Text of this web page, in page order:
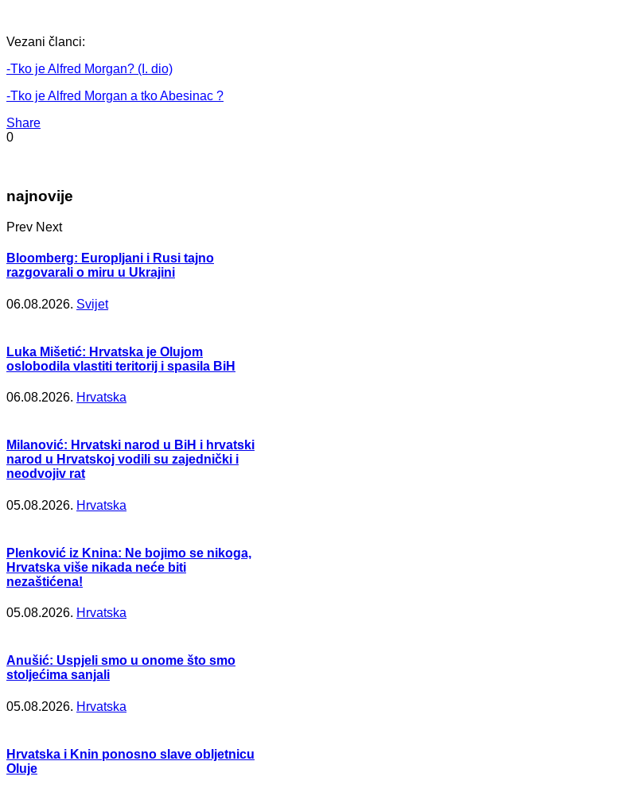
Vezani članci:
-Tko je Alfred Morgan? (I. dio)
-Tko je Alfred Morgan a tko Abesinac ?
Share
0
najnovije
Prev Next
Bloomberg: Europljani i Rusi tajno
razgovarali o miru u Ukrajini
06.08.2026. Svijet
Luka Mišetić: Hrvatska je Olujom
oslobodila vlastiti teritorij i spasila BiH
06.08.2026. Hrvatska
Milanović: Hrvatski narod u BiH i hrvatski
narod u Hrvatskoj vodili su zajednički i
neodvojiv rat
05.08.2026. Hrvatska
Plenković iz Knina: Ne bojimo se nikoga,
Hrvatska više nikada neće biti
nezaštićena!
05.08.2026. Hrvatska
Anušić: Uspjeli smo u onome što smo
stoljećima sanjali
05.08.2026. Hrvatska
Hrvatska i Knin ponosno slave obljetnicu
Oluje